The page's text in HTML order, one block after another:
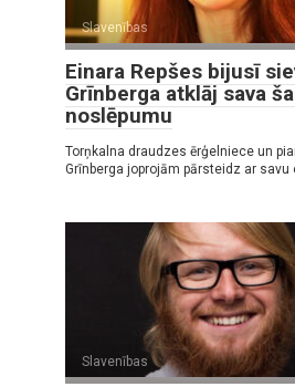
Slavenības
Einara Repšes bijusī
Grīnberga atklāj sava
noslēpumu
Torņkalna draudzes ērģelniece un
Grīnberga joprojām pārsteidz ar
Slavenības